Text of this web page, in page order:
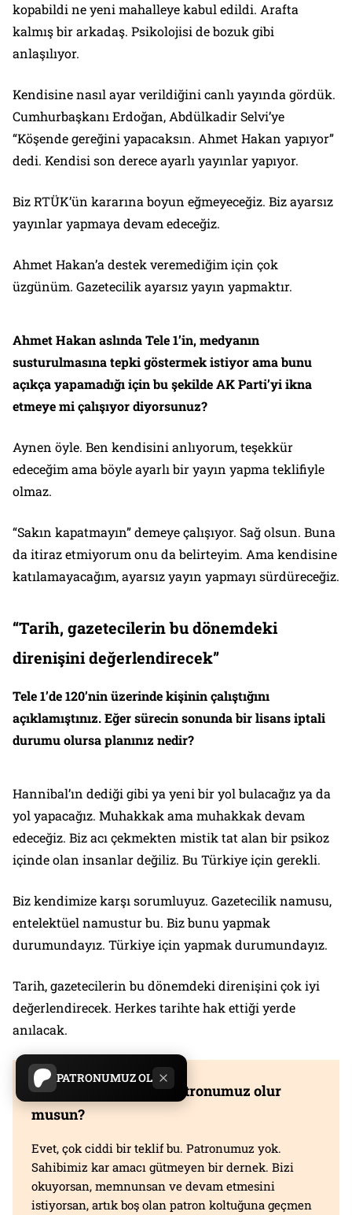
PATRONUMUZ OL
kopabildi ne yeni mahalleye kabul edildi. Arafta
kalmış bir arkadaş. Psikolojisi de bozuk gibi
anlaşılıyor.
Kendisine nasıl ayar verildiğini canlı yayında gördük.
Cumhurbaşkanı Erdoğan, Abdülkadir Selvi’ye
“Köşende gereğini yapacaksın. Ahmet Hakan yapıyor”
dedi. Kendisi son derece ayarlı yayınlar yapıyor.
Biz RTÜK’ün kararına boyun eğmeyeceğiz. Biz ayarsız
yayınlar yapmaya devam edeceğiz.
Ahmet Hakan’a destek veremediğim için çok
üzgünüm. Gazetecilik ayarsız yayın yapmaktır.
Ahmet Hakan aslında Tele 1’in, medyanın
susturulmasına tepki göstermek istiyor ama bunu
açıkça yapamadığı için bu şekilde AK Parti’yi ikna
etmeye mi çalışıyor diyorsunuz?
Aynen öyle. Ben kendisini anlıyorum, teşekkür
edeceğim ama böyle ayarlı bir yayın yapma teklifiyle
olmaz.
“Sakın kapatmayın” demeye çalışıyor. Sağ olsun. Buna
da itiraz etmiyorum onu da belirteyim. Ama kendisine
katılamayacağım, ayarsız yayın yapmayı sürdüreceğiz.
“Tarih, gazetecilerin bu dönemdeki
direnişini değerlendirecek”
Tele 1’de 120’nin üzerinde kişinin çalıştığını
açıklamıştınız. Eğer sürecin sonunda bir lisans iptali
durumu olursa planınız nedir?
Hannibal’ın dediği gibi ya yeni bir yol bulacağız ya da
yol yapacağız. Muhakkak ama muhakkak devam
edeceğiz. Biz acı çekmekten mistik tat alan bir psikoz
içinde olan insanlar değiliz. Bu Türkiye için gerekli.
Biz kendimize karşı sorumluyuz. Gazetecilik namusu,
entelektüel namustur bu. Biz bunu yapmak
durumundayız. Türkiye için yapmak durumundayız.
Tarih, gazetecilerin bu dönemdeki direnişini çok iyi
değerlendirecek. Herkes tarihte hak ettiği yerde
anılacak.
Yazıyı beğendiysen, patronumuz olur
musun?
Evet, çok ciddi bir teklif bu. Patronumuz yok.
Sahibimiz kar amacı gütmeyen bir dernek. Bizi
okuyorsan, memnunsan ve devam etmesini
istiyorsan, artık boş olan patron koltuğuna geçmen